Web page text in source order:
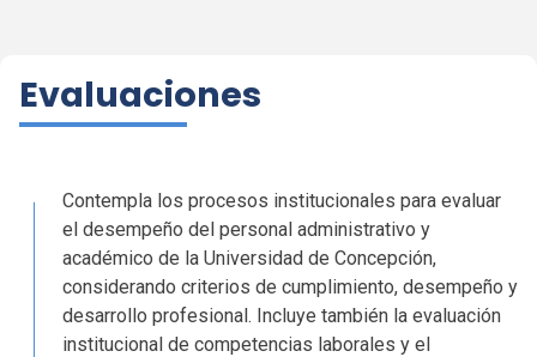
Evaluaciones
Contempla los procesos institucionales para evaluar
el desempeño del personal administrativo y
académico de la Universidad de Concepción,
considerando criterios de cumplimiento, desempeño y
desarrollo profesional. Incluye también la evaluación
institucional de competencias laborales y el